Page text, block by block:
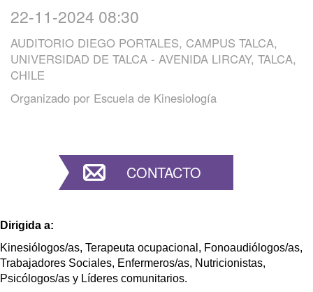
22-11-2024 08:30
AUDITORIO DIEGO PORTALES, CAMPUS TALCA,
UNIVERSIDAD DE TALCA - AVENIDA LIRCAY, TALCA,
CHILE
Organizado por Escuela de Kinesiología
CONTACTO
Dirigida a:
Kinesiólogos/as, Terapeuta ocupacional, Fonoaudiólogos/as,
Trabajadores Sociales, Enfermeros/as, Nutricionistas,
Psicólogos/as y Líderes comunitarios.